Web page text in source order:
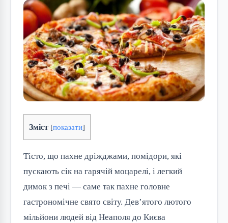
Зміст [показати]
Тісто, що пахне дріжджами, помідори, які
пускають сік на гарячій моцарелі, і легкий
димок з печі — саме так пахне головне
гастрономічне свято світу. Дев’ятого лютого
мільйони людей від Неаполя до Києва